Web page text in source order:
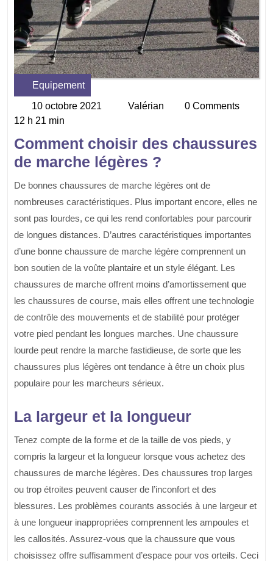
Equipement
Category
10 octobre 2021
2021
Valérian Valérian
0 Comments
12 h 21 min
Comment choisir des chaussures
de marche légères ?
De bonnes chaussures de marche légères ont de
nombreuses caractéristiques. Plus important encore, elles ne
sont pas lourdes, ce qui les rend confortables pour parcourir
de longues distances. D’autres caractéristiques importantes
d’une bonne chaussure de marche légère comprennent un
bon soutien de la voûte plantaire et un style élégant. Les
chaussures de marche offrent moins d’amortissement que
les chaussures de course, mais elles offrent une technologie
de contrôle des mouvements et de stabilité pour protéger
votre pied pendant les longues marches. Une chaussure
lourde peut rendre la marche fastidieuse, de sorte que les
chaussures plus légères ont tendance à être un choix plus
populaire pour les marcheurs sérieux.
La largeur et la longueur
Tenez compte de la forme et de la taille de vos pieds, y
compris la largeur et la longueur lorsque vous achetez des
chaussures de marche légères. Des chaussures trop larges
ou trop étroites peuvent causer de l’inconfort et des
blessures. Les problèmes courants associés à une largeur et
à une longueur inappropriées comprennent les ampoules et
les callosités. Assurez-vous que la chaussure que vous
choisissez offre suffisamment d’espace pour vos orteils. Ceci